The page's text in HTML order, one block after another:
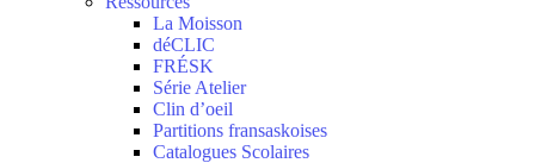
La Moisson
déCLIC
FRÉSK
Série Atelier
Clin d’oeil
Partitions fransaskoises
Catalogues Scolaires